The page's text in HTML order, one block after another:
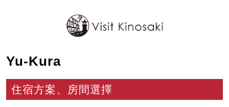
Yu-Kura
住宿方案、房間選擇